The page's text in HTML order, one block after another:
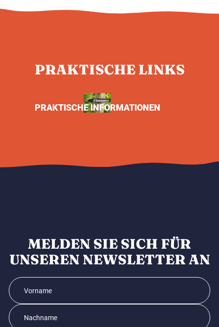
PRAKTISCHE LINKS
PRAKTISCHE INFORMATIONEN
MELDEN SIE SICH FÜR
UNSEREN NEWSLETTER AN